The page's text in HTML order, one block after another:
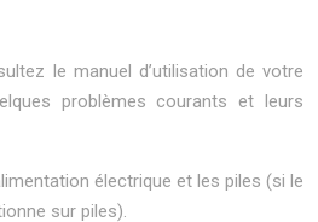
le manuel d’utilisation de votre
problèmes courants et leurs
électrique et les piles (si le
sur piles).